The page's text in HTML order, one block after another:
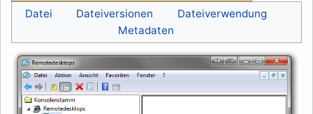
Datei Dateiversionen
Dateiverwendung
Metadaten